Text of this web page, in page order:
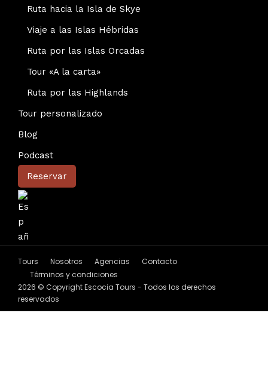
Ruta hacia la Isla de Skye
Viaje a las Islas Hébridas
Ruta por las Islas Orcadas
Tour «A la carta»
Ruta por las Highlands
Tour personalizado
Blog
Podcast
Reservar
Tours Nosotros Agencias
Contacto
Términos y condiciones
2026 © Copyright Escocia Tours - Todos los derechos
reservados